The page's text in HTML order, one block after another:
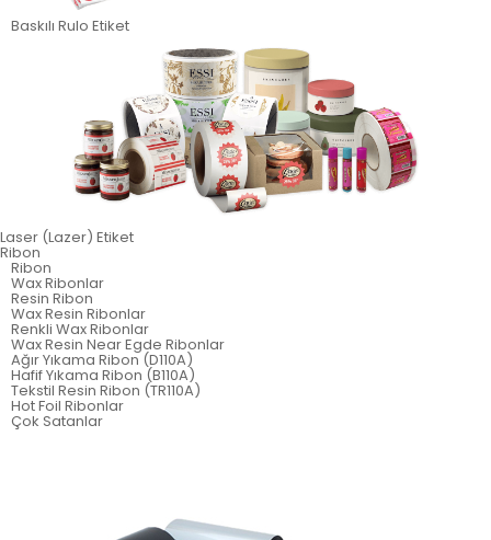
Baskılı Rulo Etiket
Laser (Lazer) Etiket
Ribon
Ribon
Wax Ribonlar
Resin Ribon
Wax Resin Ribonlar
Renkli Wax Ribonlar
Wax Resin Near Egde Ribonlar
Ağır Yıkama Ribon (D110A)
Hafif Yıkama Ribon (B110A)
Tekstil Resin Ribon (TR110A)
Hot Foil Ribonlar
Çok Satanlar